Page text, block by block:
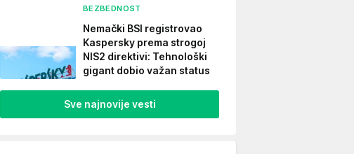
BEZBEDNOST
Nemački BSI registrovao
Kaspersky prema strogoj
NIS2 direktivi: Tehnološki
gigant dobio važan status
Sve najnovije vesti